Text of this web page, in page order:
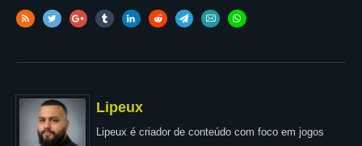
Lipeux
Lipeux é criador de conteúdo com foco em jogos